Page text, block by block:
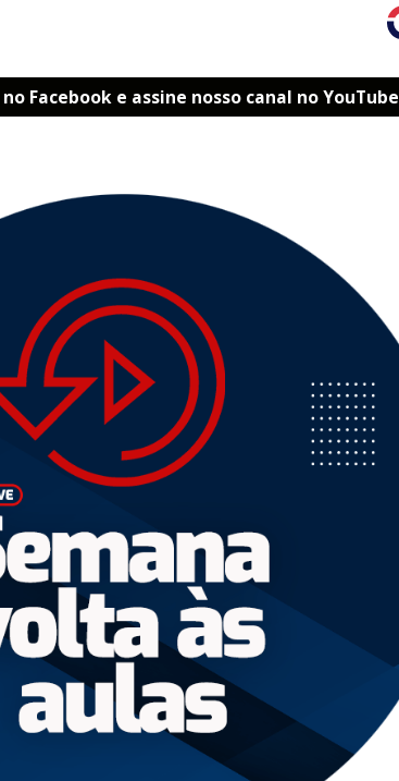
Facebook e assine nosso canal no YouTube